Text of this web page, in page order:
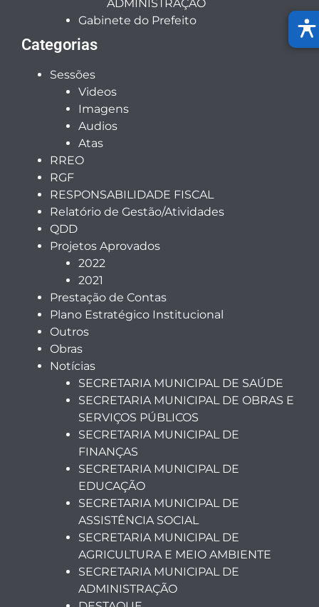
ADMINISTRAÇÃO
Gabinete do Prefeito
Categorias
Sessões
Videos
Imagens
Audios
Atas
RREO
RGF
RESPONSABILIDADE FISCAL
Relatório de Gestão/Atividades
QDD
Projetos Aprovados
2022
2021
Prestação de Contas
Plano Estratégico Institucional
Outros
Obras
Notícias
SECRETARIA MUNICIPAL DE SAÚDE
SECRETARIA MUNICIPAL DE OBRAS E
SERVIÇOS PÚBLICOS
SECRETARIA MUNICIPAL DE
FINANÇAS
SECRETARIA MUNICIPAL DE
EDUCAÇÃO
SECRETARIA MUNICIPAL DE
ASSISTÊNCIA SOCIAL
SECRETARIA MUNICIPAL DE
AGRICULTURA E MEIO AMBIENTE
SECRETARIA MUNICIPAL DE
ADMINISTRAÇÃO